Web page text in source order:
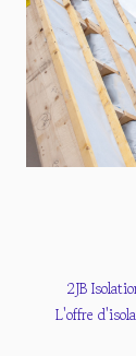
2JB
L'offre